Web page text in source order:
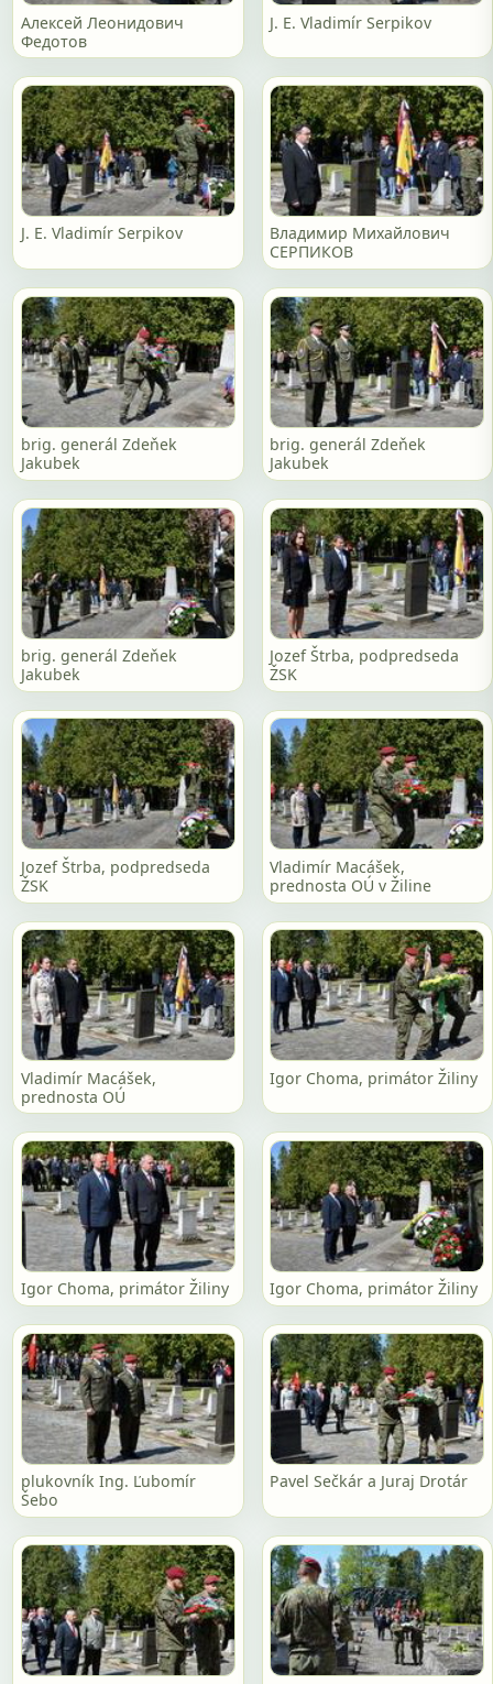
Алексей Леонидович
Федотов
J. E. Vladimír Serpikov
J. E. Vladimír Serpikov
Владимир Михайлович
СЕРПИКОВ
brig. generál Zdeňek
Jakubek
brig. generál Zdeňek
Jakubek
brig. generál Zdeňek
Jakubek
Jozef Štrba, podpredseda
ŽSK
Jozef Štrba, podpredseda
ŽSK
Vladimír Macášek,
prednosta OÚ v Žiline
Vladimír Macášek,
prednosta OÚ
Igor Choma, primátor Žiliny
Igor Choma, primátor Žiliny Igor Choma, primátor Žiliny
plukovník Ing. Ľubomír
Šebo
Pavel Sečkár a Juraj Drotár